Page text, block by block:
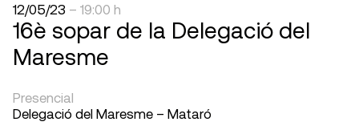
12/05/23 – 19:00 h
16è sopar de la Delegació del
Maresme
Presencial
Delegació del Maresme – Mataró